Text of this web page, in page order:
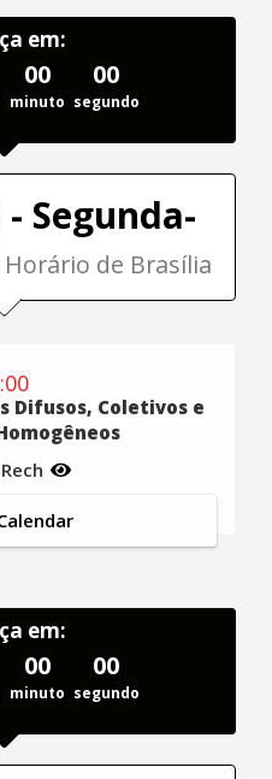
em:
00
minuto
00
segundo
Segunda-
Horário de Brasília
Difusos, Coletivos e
em:
00
minuto
00
segundo